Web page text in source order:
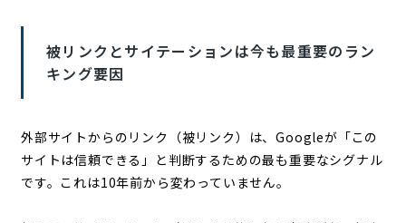
被リンクとサイテーションは今も最重要のラン
キング要因
外部サイトからのリンク（被リンク）は、Googleが「この
サイトは信頼できる」と判断するための最も重要なシグナル
です。これは10年前から変わっていません。